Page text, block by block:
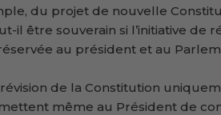
du projet de nouvelle
être souverain si l’initiative de
au président et au
révision de la Constitution
même au Président de